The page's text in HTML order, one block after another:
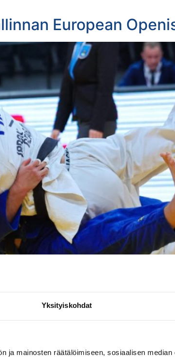
Yksityiskohdat
ja mainosten räätälöimiseen, sosiaalisen
European
Openissa. Turpal Djoukaev voitti -73kg
Saha -66kg ja Oskari Mäkinen -81kg
Seuraavassa ottelussa tuli voitto